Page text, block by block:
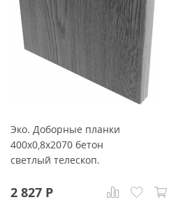
Эко. Доборные планки
400x0,8x2070 бетон
светлый телескоп.
2 827Р